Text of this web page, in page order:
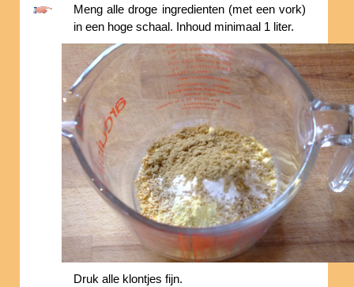
Meng alle droge ingredienten (met een vork)
in een hoge schaal. Inhoud minimaal 1 liter.
Druk alle klontjes fijn.